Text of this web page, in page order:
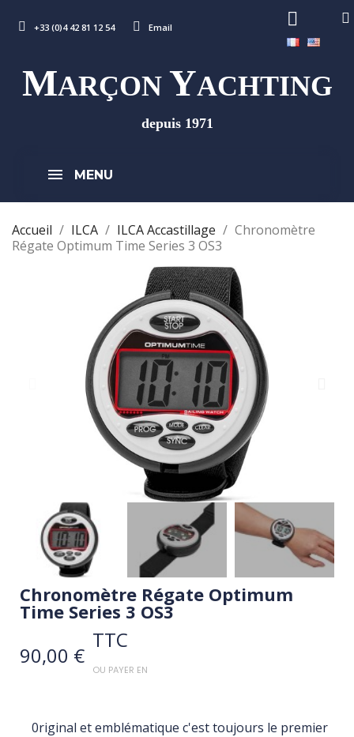
+33 (0)4 42 81 12 54 Email
MARÇON YACHTING
depuis 1971
MENU
Accueil ILCA ILCA Accastillage
Chronomètre
Régate Optimum Time Series 3 OS3
Chronomètre Régate Optimum
Time Series 3 OS3
90,00 €
TTC
OU PAYER EN
0riginal et emblématique c'est toujours le premier